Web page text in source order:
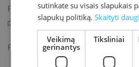
Pratybos tėvams „Darželis –
padėti sau ir mažyliui adaptuotis
Pratybas ves psichologė Vika Gridiajeva.
sutinkate su visais slapukais
slapukų politiką.Skaityti
Veikimą
gerinantys
Tiksliniai